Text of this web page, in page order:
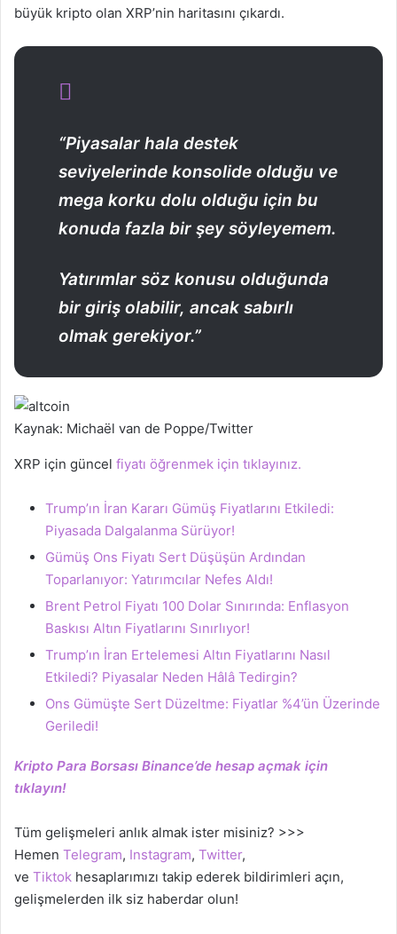
büyük kripto olan XRP’nin haritasını çıkardı.
“Piyasalar hala destek
seviyelerinde konsolide olduğu ve
mega korku dolu olduğu için bu
konuda fazla bir şey söyleyemem.
Yatırımlar söz konusu olduğunda
bir giriş olabilir, ancak sabırlı
olmak gerekiyor.”
Kaynak: Michaël van de Poppe/Twitter
XRP için güncel fiyatı öğrenmek için tıklayınız.
Trump’ın İran Kararı Gümüş Fiyatlarını Etkiledi:
Piyasada Dalgalanma Sürüyor!
Gümüş Ons Fiyatı Sert Düşüşün Ardından
Toparlanıyor: Yatırımcılar Nefes Aldı!
Brent Petrol Fiyatı 100 Dolar Sınırında: Enflasyon
Baskısı Altın Fiyatlarını Sınırlıyor!
Trump’ın İran Ertelemesi Altın Fiyatlarını Nasıl
Etkiledi? Piyasalar Neden Hâlâ Tedirgin?
Ons Gümüşte Sert Düzeltme: Fiyatlar %4’ün Üzerinde
Geriledi!
Kripto Para Borsası Binance’de hesap açmak için
tıklayın!
Tüm gelişmeleri anlık almak ister misiniz? >>>
Hemen Telegram, Instagram, Twitter,
ve Tiktok hesaplarımızı takip ederek bildirimleri açın,
gelişmelerden ilk siz haberdar olun!